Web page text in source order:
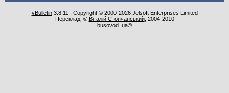
vBulletin3.8.11 ; Copyright © 2000-2026 Jelsoft Enterprises Limited
Переклад: © Віталій Стопчанський, 2004-2010
busovod_ua©